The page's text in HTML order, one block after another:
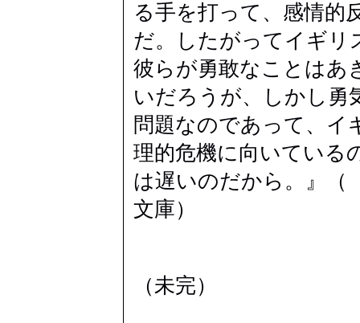
る手を打って、感情的
だ。したがってイギリ
彼らが勇敢なことはあ
いだろうが、しかし勇
問題なのであって、イ
理的危機に向いている
は遅いのだから。』（
文庫）
（未完）